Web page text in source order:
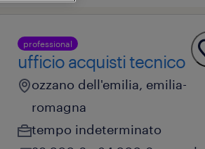
professional
ufficio acquisti tecnico
ozzano dell'emilia, emilia-
romagna
tempo indeterminato